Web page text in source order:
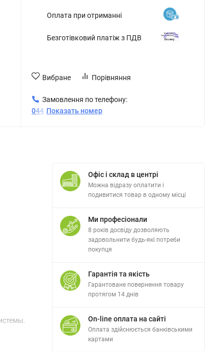
Оплата при отриманні
Безготівковий платіж з ПДВ
Вибране Порівняння
Замовлення по телефону:
044 Показать номер
Офіс і склад в центрі
Можна відразу оплатити і
подивитися товар в одному місці
Ми професіонали
8 років досвіду дозволяють
задовольнити будь-які потреби
покупця
Гарантія та якість
Гарантоване повернення товару
протягом 14 днів
On-line оплата на сайті
Оплата здійснюється банківськими
картами